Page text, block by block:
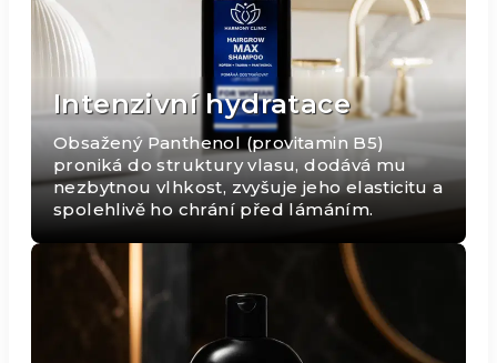
Intenzivní hydratace
Obsažený Panthenol (provitamin B5)
proniká do struktury vlasu, dodává mu
nezbytnou vlhkost, zvyšuje jeho elasticitu a
spolehlivě ho chrání před lámáním.